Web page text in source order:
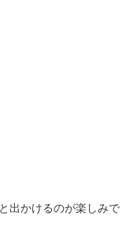
出かけるのが楽しみで